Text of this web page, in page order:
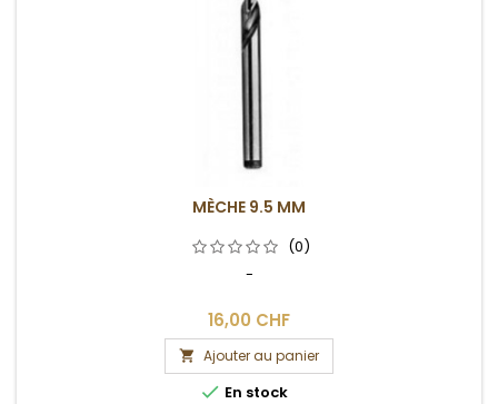
MÈCHE 9.5 MM
(0)
-
16,00 CHF
 Ajouter au panier
 En stock